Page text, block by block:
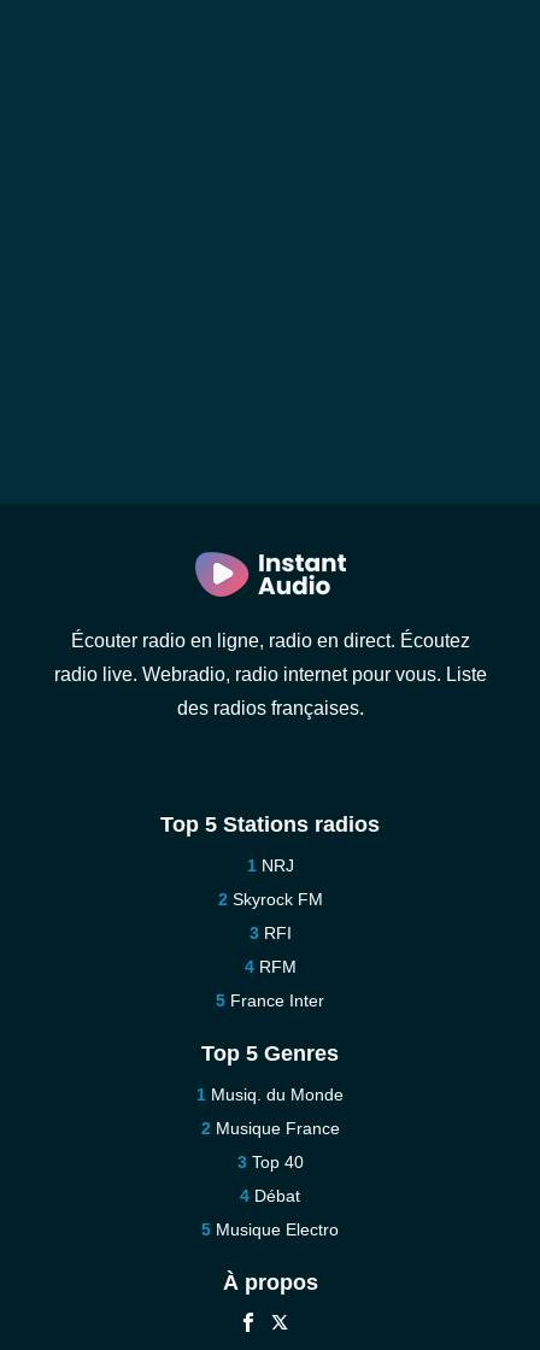
Écouter radio en ligne, radio en direct. Écoutez
radio live. Webradio, radio internet pour vous. Liste
des radios françaises.
Top 5 Stations radios
NRJ
Skyrock FM
RFI
RFM
France Inter
Top 5 Genres
Musiq. du Monde
Musique France
Top 40
Débat
Musique Electro
À propos